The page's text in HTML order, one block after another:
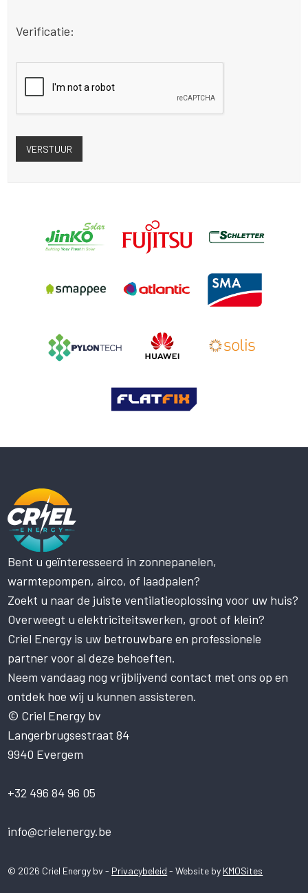
Verificatie:
Bent u geïnteresseerd in zonnepanelen,
warmtepompen, airco, of laadpalen?
Zoekt u naar de juiste ventilatieoplossing voor uw huis?
Overweegt u elektriciteitswerken, groot of klein?
Criel Energy is uw betrouwbare en professionele
partner voor al deze behoeften.
Neem vandaag nog vrijblijvend contact met ons op en
ontdek hoe wij u kunnen assisteren.
© Criel Energy bv
Langerbrugsestraat 84
9940 Evergem
+32 496 84 96 05
info@crielenergy.be
© 2026 Criel Energy bv - Privacybeleid - Website by KMOSites
Deze website maakt gebruik
van cookies.
Deze website gebruikt cookies om uw
gebruikerservaring te verbeteren. Door
onze website te gebruiken, stemt u in met
alle cookies in overeenstemming met ons
Cookiebeleid.Lees verder
STRIKT NOODZAKELIJK
PRESTATIE
TARGETING
FUNCTIONEEL
NIET-GECLASSIFICEERD